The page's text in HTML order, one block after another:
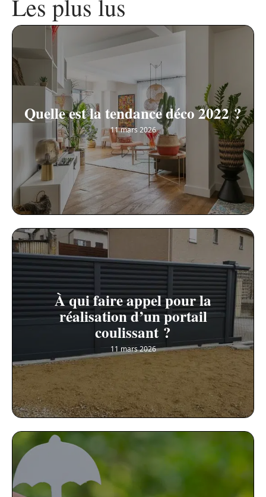
Les plus lus
Quelle est la tendance déco 2022 ?
11 mars 2026
À qui faire appel pour la
réalisation d’un portail
coulissant ?
11 mars 2026